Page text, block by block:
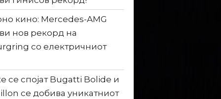
кино: Mercedes-AMG
нов рекорд на
со електричниот
се спојат Bugatti Bolide и
се добива уникатниот